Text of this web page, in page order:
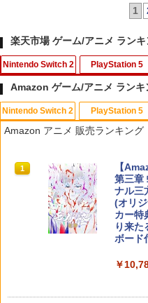
1
楽天市場 ゲーム/アニメ ランキ
Nintendo Switch 2
1
プキャ
リコ
￥990
【当
【新品
テンド
PlayStation 5
1
【中古
￥350
【中古
￥350
1
「お隣
にされ
￥
スーパ
lu-ray
￥8,494
Amazon ゲーム/アニメ ランキ
Nintendo Switch 2
1
スプ
コード
￥
スプラ
PlayStation 5
1
日本語
ese
￥
Beast
1
【純
ラー +
￥
ルコー
Amazon アニメ 販売ランキング
1
【
第三章
ナル三
(オリ
カー特
り来た
ボード
￥